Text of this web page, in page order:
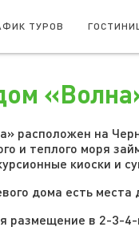
ТУРОВ
расположен на
и теплого моря
киоски и
дома есть
размещение в 2-3-